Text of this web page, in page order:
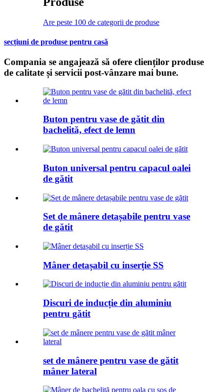
Are peste 100 de categorii de produse
secțiuni de produse pentru casă
Compania se angajează să ofere clienților produse
de calitate și servicii post-vânzare mai bune.
Buton pentru vase de gătit din
bachelită, efect de lemn
Buton universal pentru capacul oalei
de gătit
Set de mânere detașabile pentru vase
de gătit
Mâner detașabil cu inserție SS
Discuri de inducție din aluminiu
pentru gătit
set de mânere pentru vase de gătit
mâner lateral